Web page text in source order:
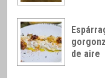
de aire